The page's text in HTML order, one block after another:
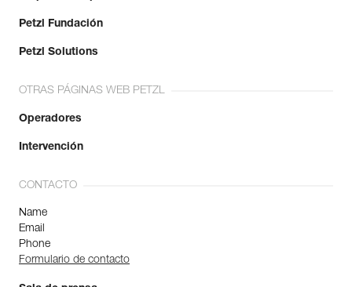
Petzl Fundación
Petzl Solutions
OTRAS PÁGINAS WEB PETZL
Operadores
Intervención
CONTACTO
Name
Email
Phone
Formulario de contacto